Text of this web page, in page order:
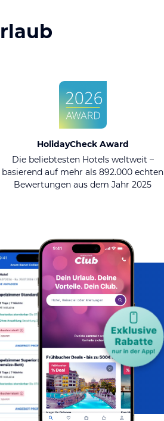
HolidayCheck Award
Die beliebtesten Hotels weltweit –
basierend auf mehr als 892.000 echten
Bewertungen aus dem Jahr 2025